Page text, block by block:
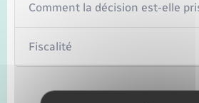
Comment la décision est-elle
Fiscalité